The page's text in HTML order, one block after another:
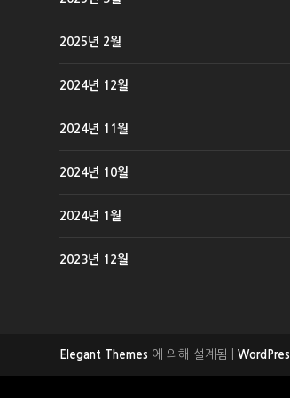
2025년 2월
2024년 12월
2024년 11월
2024년 10월
2024년 1월
2023년 12월
Elegant Themes 에 의해 설계됨 |